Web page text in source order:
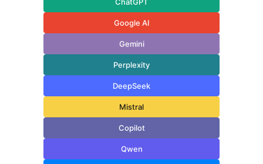
Google AI
Gemini
Perplexity
DeepSeek
Mistral
Copilot
Qwen